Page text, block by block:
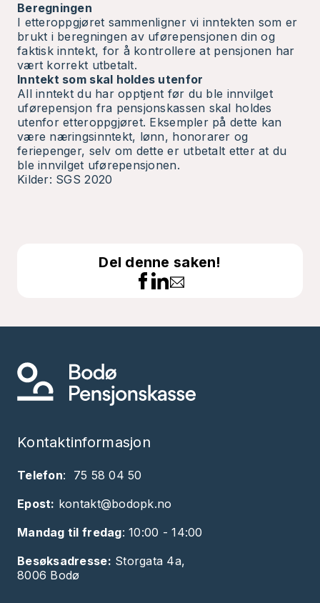
Beregningen
I etteroppgjøret sammenligner vi inntekten som er
brukt i beregningen av uførepensjonen din og
faktisk inntekt, for å kontrollere at pensjonen har
vært korrekt utbetalt.
Inntekt som skal holdes utenfor
All inntekt du har opptjent før du ble innvilget
uførepensjon fra pensjonskassen skal holdes
utenfor etteroppgjøret. Eksempler på dette kan
være næringsinntekt, lønn, honorarer og
feriepenger, selv om dette er utbetalt etter at du
ble innvilget uførepensjonen.
Kilder: SGS 2020
Del denne saken!
Kontaktinformasjon
Telefon: 75 58 04 50
Epost: kontakt@bodopk.no
Mandag til fredag: 10:00 - 14:00
Besøksadresse: Storgata 4a,
8006 Bodø